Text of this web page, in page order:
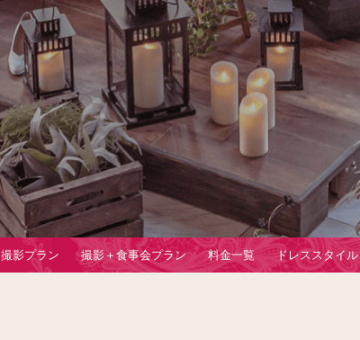
撮影プラン 撮影＋食事会プラン 料金一覧 ドレススタイル